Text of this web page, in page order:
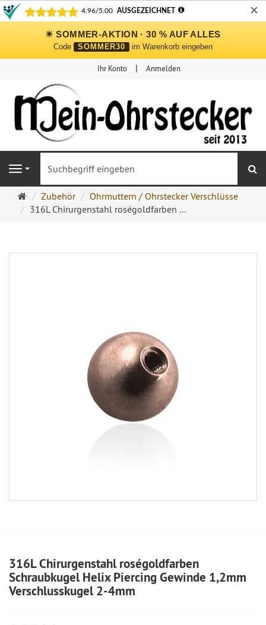
✕
☀ SOMMER-AKTION · 30 % AUF ALLES
Code SOMMER30 im Warenkorb eingeben
Ihr Konto Anmelden
Navigation
Ohrringe
Ohrstecker
Zubehör
Ohrmuttern / Ohrstecker Verschlüsse
316L Chirurgenstahl roségoldfarben ...
316L Chirurgenstahl roségoldfarben
Schraubkugel Helix Piercing Gewinde 1,2mm
Verschlusskugel 2-4mm